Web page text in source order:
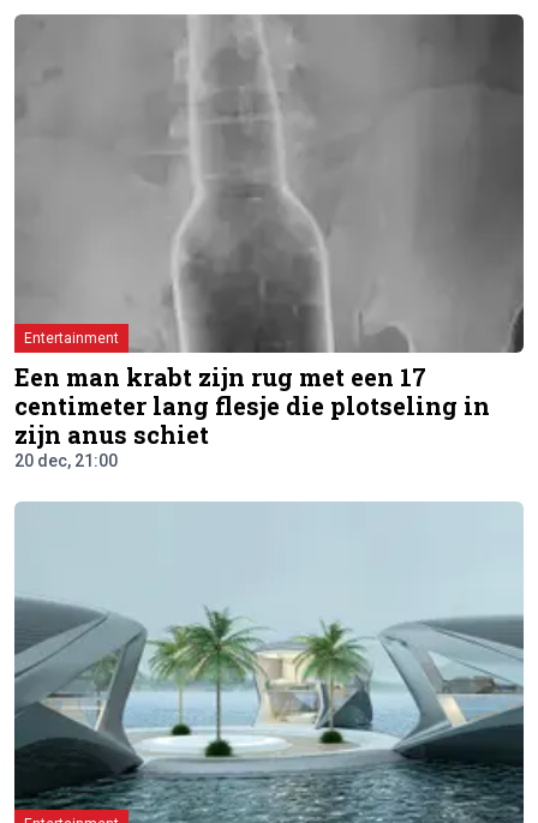
Entertainment
Een man krabt zijn rug met een 17
centimeter lang flesje die plotseling in
zijn anus schiet
20 dec, 21:00